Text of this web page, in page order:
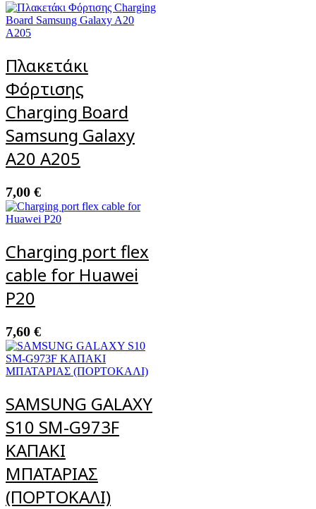
Πλακετάκι
Φόρτισης
Charging Board
Samsung Galaxy
A20 A205
7,00 €
Charging port flex
cable for Huawei
P20
7,60 €
SAMSUNG GALAXY
S10 SM-G973F
ΚΑΠΑΚΙ
ΜΠΑΤΑΡΙΑΣ
(ΠΟΡΤΟΚΑΛΙ)